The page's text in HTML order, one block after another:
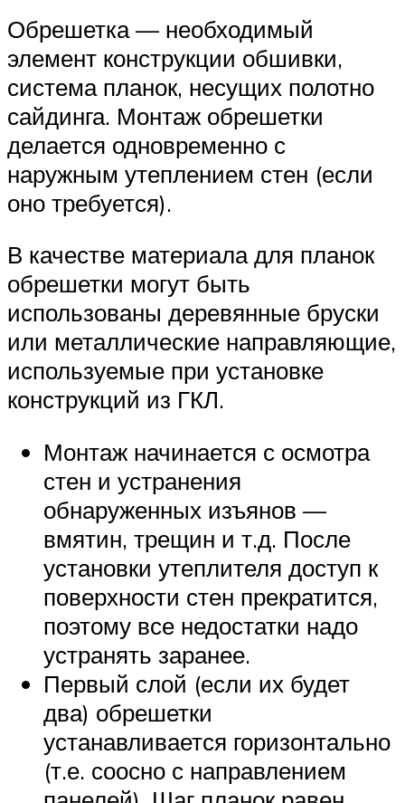
Обрешетка — необходимый
элемент конструкции обшивки,
система планок, несущих полотно
сайдинга. Монтаж обрешетки
делается одновременно с
наружным утеплением стен (если
оно требуется).
В качестве материала для планок
обрешетки могут быть
использованы деревянные бруски
или металлические направляющие,
используемые при установке
конструкций из ГКЛ.
Монтаж начинается с осмотра
стен и устранения
обнаруженных изъянов —
вмятин, трещин и т.д. После
установки утеплителя доступ к
поверхности стен прекратится,
поэтому все недостатки надо
устранять заранее.
Первый слой (если их будет
два) обрешетки
устанавливается горизонтально
(т.е. соосно с направлением